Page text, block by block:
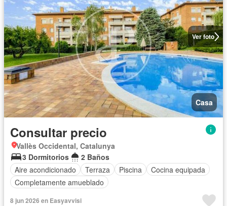
Ver foto
Casa
Consultar precio
Vallès Occidental, Catalunya
3 Dormitorios
2 Baños
Aire acondicionado
Terraza Piscina
Cocina equipada
Completamente amueblado
8 jun 2026 en Easyavvisi